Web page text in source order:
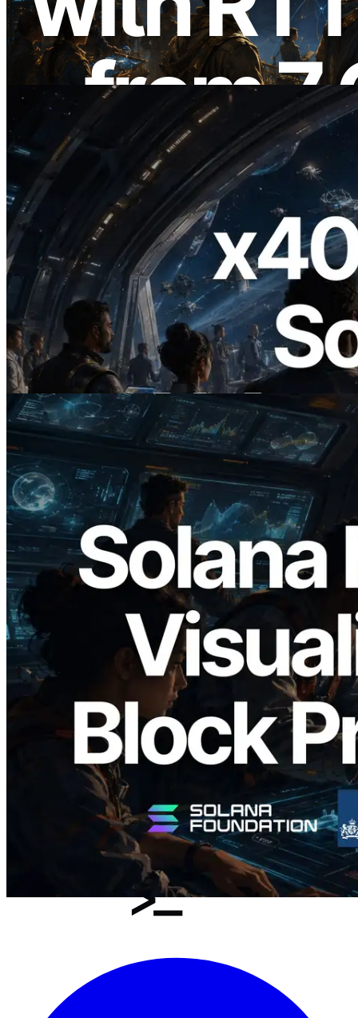
Validators Information API cũng chính
thức ra mắt
Đọc bài viết này
2026.07.04
ERPC ra mắt Solana RPC hỗ trợ x402 —
Mở ra thời đại AI Agent trả tiền theo nhu
cầu cho API cần dùng
Đọc bài viết này
2026.05.24
Validators Solutions ra mắt Solana Block
Analyzer — Trực quan hóa thời gian tạo
block và validator phụ trách theo từng
slot
Đọc bài viết này